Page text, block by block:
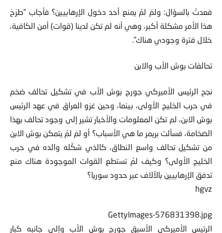
فعدتُ بالسؤال: ولمَ لمْ يمنع أحد دخول الإرهابيين؟ فأجاب “طرَحَ
هذا الأمر مشكلة أكبر، وهي أنه لم تكن لدينا (قوات) أمن الكافية،
نجح الرئيس الأميركي جورج بوش الأب في تشكيل تحالف ضخم
في حرب الخليج الأولى، بينما، وحين غزو العراق في عهد الرئيس
بوش الابن، لم تكن المعلومات والأخبار تشير إلى وجود تحالف بهذا
الضخامة، فسألت بريمر ما هي الأسباب؟ أو لمَ لمْ يتمكن بوش الابن
من تشكيل تحالف واسع النطاق، كالذي شكّله والده في حرب
الخليج الأولى؟ وكيف لمْ تستطع القوات الموجودة هناك منع
تدفق الإرهابيين بالآلاف عبر حدود سوريا؟
GettyImages-576831398.jpg